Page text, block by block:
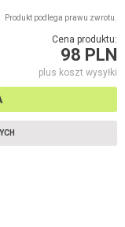
Produkt podlega prawu zwrotu.
Cena produktu:
98 PLN
plus koszt wysyłki